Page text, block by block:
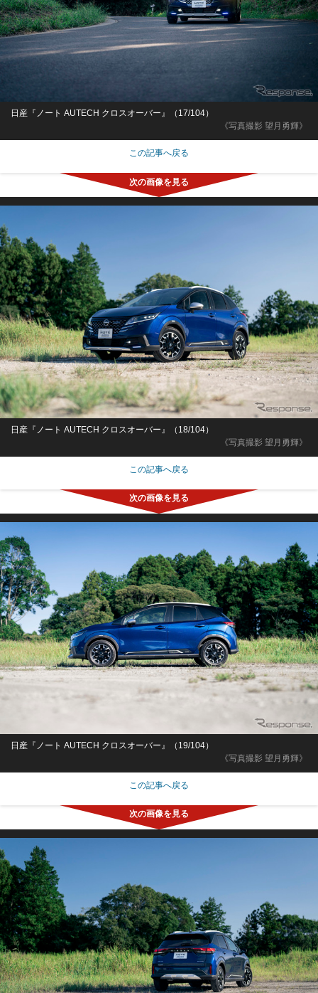
《写真撮影 望月勇輝》
日産『ノート AUTECH クロスオーバー』（17/104）
この記事へ戻る
《写真撮影 望月勇輝》
日産『ノート AUTECH クロスオーバー』（18/104）
この記事へ戻る
《写真撮影 望月勇輝》
日産『ノート AUTECH クロスオーバー』（19/104）
この記事へ戻る